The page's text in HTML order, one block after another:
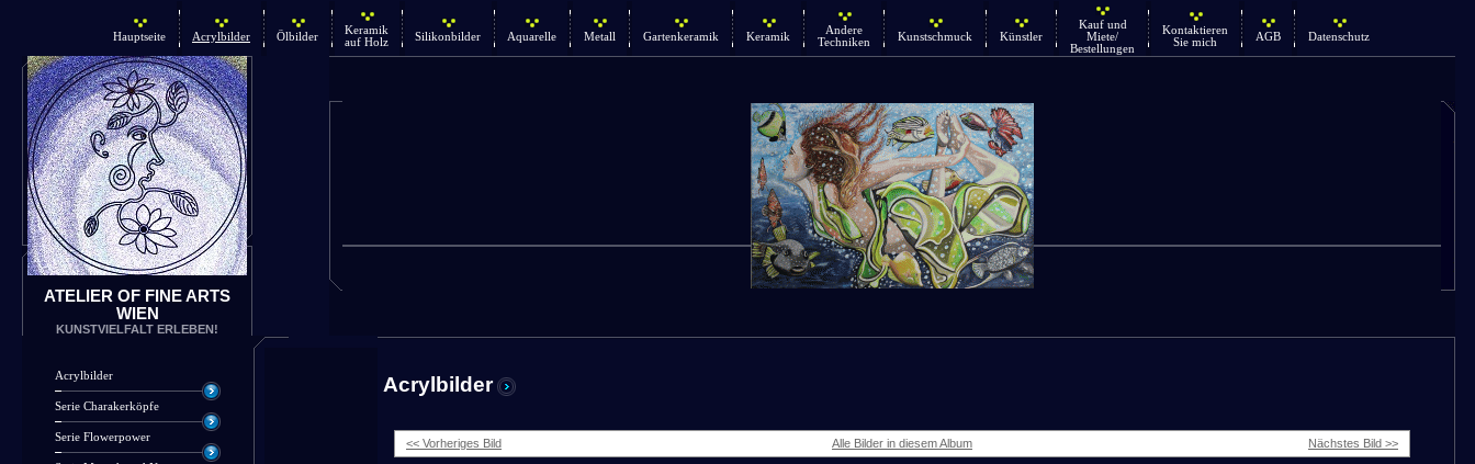
Hauptseite Acrylbilder Ölbilder
Keramik
auf Holz
Silikonbilder Aquarelle Metall Gartenkeramik Keramik
Andere
Techniken
Kunstschmuck Künstler
Kauf und
Miete/
Bestellungen
Kontaktieren
Sie mich
AGB Datenschutz
ATELIER OF FINE ARTS
WIEN
KUNSTVIELFALT ERLEBEN!
Acrylbilder
Serie Charakerköpfe
Serie Flowerpower
Acrylbilder
<< Vorheriges Bild Alle Bilder in diesem Album Nächstes Bild >>